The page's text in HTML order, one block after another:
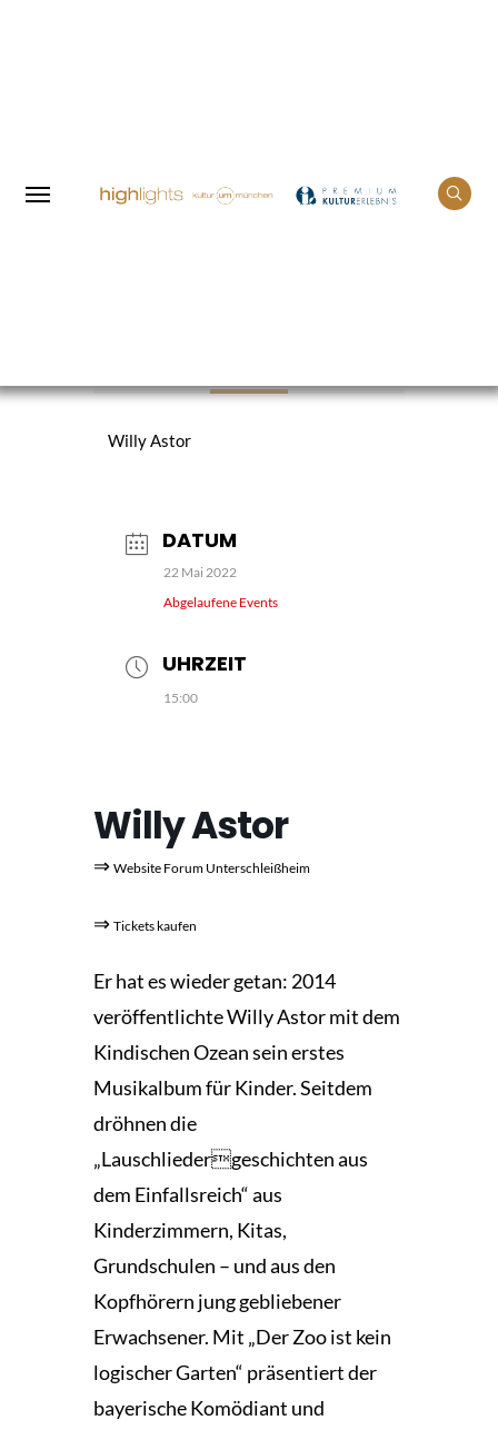
Willy Astor
DATUM
22 Mai 2022
Abgelaufene Events
UHRZEIT
15:00
Willy Astor
⇒ Website Forum Unterschleißheim
⇒ Tickets kaufen
Er hat es wieder getan: 2014
veröffentlichte Willy Astor mit dem
Kindischen Ozean sein erstes
Musikalbum für Kinder. Seitdem
dröhnen die
„Lauschliedergeschichten aus
dem Einfallsreich“ aus
Kinderzimmern, Kitas,
Grundschulen – und aus den
Kopfhörern jung gebliebener
Erwachsener. Mit „Der Zoo ist kein
logischer Garten“ präsentiert der
bayerische Komödiant und